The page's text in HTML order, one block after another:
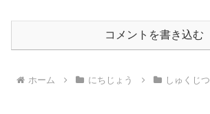
コメントを書き込む
ホーム にちじょう しゅくじつ